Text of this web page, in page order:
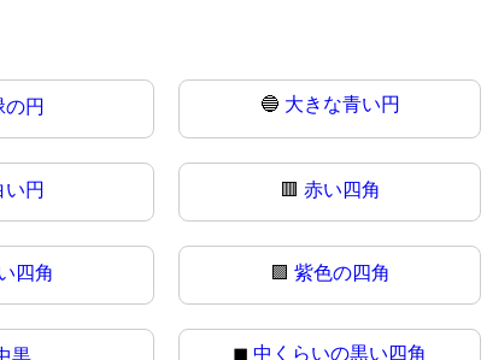
の円 🔵 大きな青い円
い円 🟥 赤い四角
四角 🟪 紫色の四角
黒 ◼中くらいの黒い四角